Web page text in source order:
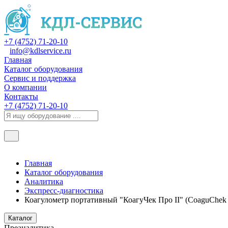
+7 (4752) 71-20-10
info@kdlservice.ru
Главная
Каталог оборудования
Сервис и поддержка
О компании
Контакты
+7 (4752) 71-20-10
Главная
Каталог оборудования
Аналитика
Экспресс-диагностика
Коагулометр портативный "КоагуЧек Про II"
Каталог